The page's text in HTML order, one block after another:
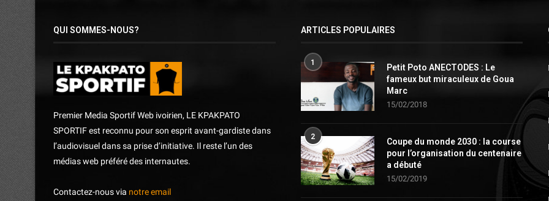
QUI SOMMES-NOUS?
Premier Media Sportif Web ivoirien, LE KPAKPATO
SPORTIF est reconnu pour son esprit avant-gardiste dans
l’audiovisuel dans sa prise d’initiative. Il reste l’un des
médias web préféré des internautes.
Contactez-nous via notre email
ARTICLES POPULAIRES
1
Petit Poto ANECTODES : Le
fameux but miraculeux de Goua
Marc
15/02/2018
2
Coupe du monde 2030 : la course
pour l’organisation du centenaire
a débuté
15/02/2019